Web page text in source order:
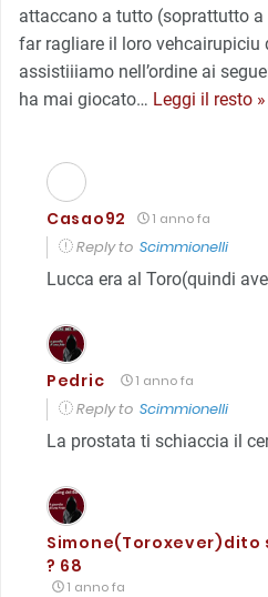
attaccano a tutto (soprattutto
far ragliare il loro vehcairupiciu
assistiiiamo nell’ordine ai
ha mai giocato… Leggi il resto »
Casao92 1 anno fa
Reply to Scimmionelli
Lucca era al Toro(quindi
Pedric 1 anno fa
Reply to Scimmionelli
La prostata ti schiaccia il
Simone(Toroxever)dito
? 68
1 anno fa